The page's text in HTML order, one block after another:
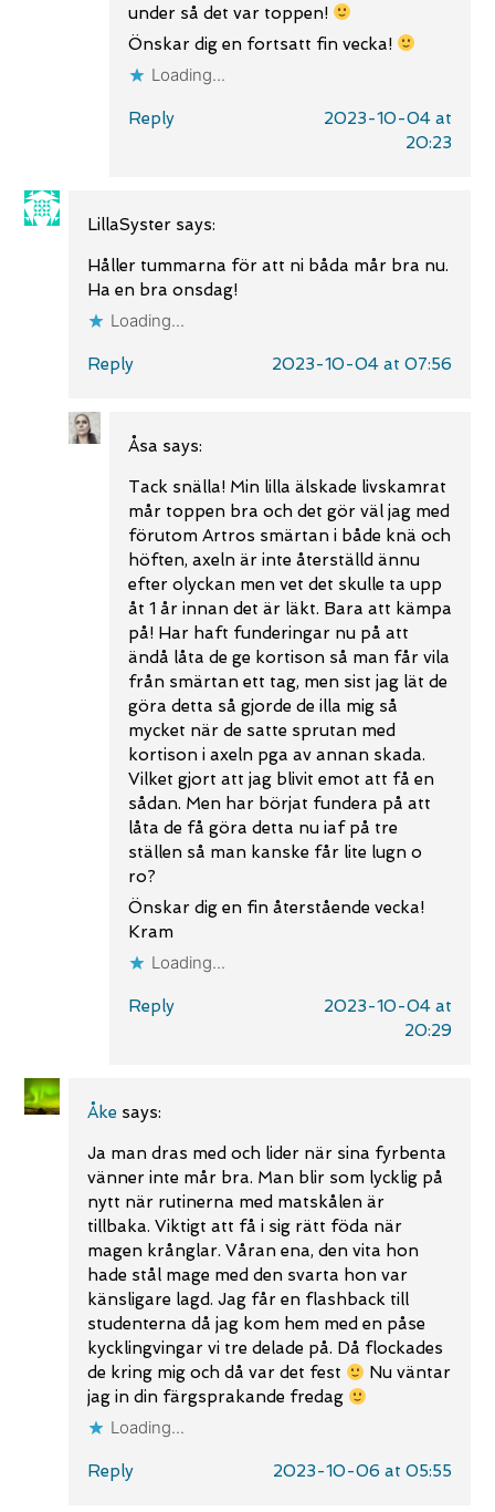
under så det var toppen!
Önskar dig en fortsatt fin vecka!
Loading...
Reply
2023-10-04 at
20:23
LillaSyster says:
Håller tummarna för att ni båda mår bra nu.
Ha en bra onsdag!
Loading...
Reply 2023-10-04 at 07:56
Åsa says:
Tack snälla! Min lilla älskade livskamrat
mår toppen bra och det gör väl jag med
förutom Artros smärtan i både knä och
höften, axeln är inte återställd ännu
efter olyckan men vet det skulle ta upp
åt 1 år innan det är läkt. Bara att kämpa
på! Har haft funderingar nu på att
ändå låta de ge kortison så man får vila
från smärtan ett tag, men sist jag lät de
göra detta så gjorde de illa mig så
mycket när de satte sprutan med
kortison i axeln pga av annan skada.
Vilket gjort att jag blivit emot att få en
sådan. Men har börjat fundera på att
låta de få göra detta nu iaf på tre
ställen så man kanske får lite lugn o
ro?
Önskar dig en fin återstående vecka!
Kram
Loading...
Reply
2023-10-04 at
20:29
Åke says:
Ja man dras med och lider när sina fyrbenta
vänner inte mår bra. Man blir som lycklig på
nytt när rutinerna med matskålen är
tillbaka. Viktigt att få i sig rätt föda när
magen krånglar. Våran ena, den vita hon
hade stål mage med den svarta hon var
känsligare lagd. Jag får en flashback till
studenterna då jag kom hem med en påse
kycklingvingar vi tre delade på. Då flockades
de kring mig och då var det fest
Nu väntar
jag in din färgsprakande fredag
Loading...
Reply 2023-10-06 at 05:55